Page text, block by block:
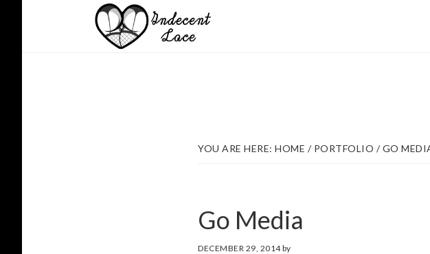
YOU ARE HERE: HOME / PORTFOLIO /GO
Go Media
DECEMBER 29, 2014by